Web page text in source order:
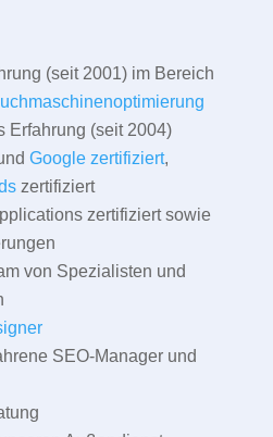
(seit 2001) im Bereich
Erfahrung (seit 2004)
Google zertifiziert,
zertifiziert
zertifiziert sowie
von Spezialisten und
SEO-Manager und